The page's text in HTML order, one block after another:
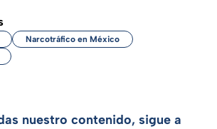
Narcotráfico en México
nuestro contenido, sigue a